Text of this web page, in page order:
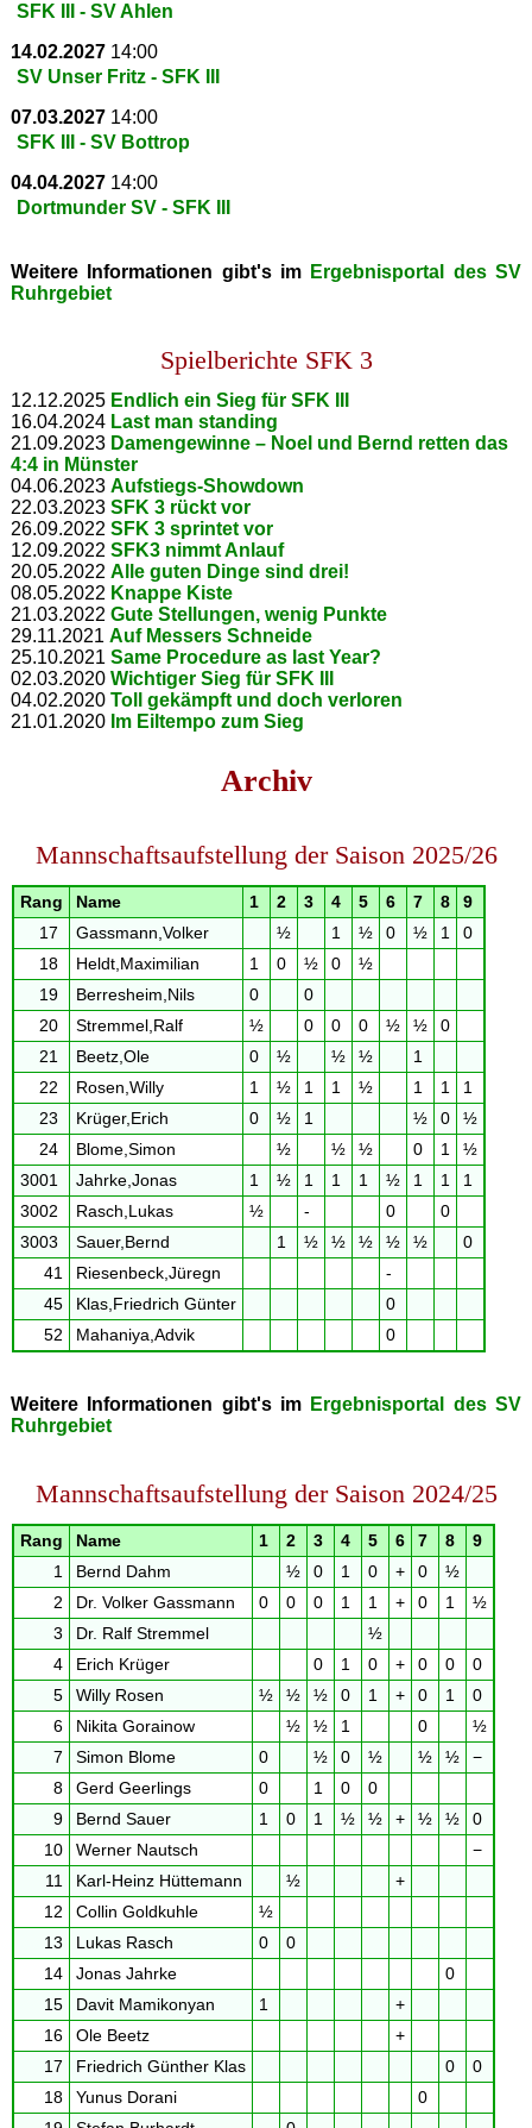
SFK III - SV Ahlen
14.02.2027 14:00
SV Unser Fritz - SFK III
07.03.2027 14:00
SFK III - SV Bottrop
04.04.2027 14:00
Dortmunder SV - SFK III
Weitere Informationen gibt's im Ergebnisportal des SV
Ruhrgebiet
Spielberichte SFK 3
12.12.2025 Endlich ein Sieg für SFK III
16.04.2024 Last man standing
21.09.2023 Damengewinne – Noel und Bernd retten das
4:4 in Münster
04.06.2023 Aufstiegs-Showdown
22.03.2023 SFK 3 rückt vor
26.09.2022 SFK 3 sprintet vor
12.09.2022 SFK3 nimmt Anlauf
20.05.2022 Alle guten Dinge sind drei!
08.05.2022 Knappe Kiste
21.03.2022 Gute Stellungen, wenig Punkte
29.11.2021 Auf Messers Schneide
25.10.2021 Same Procedure as last Year?
02.03.2020 Wichtiger Sieg für SFK III
04.02.2020 Toll gekämpft und doch verloren
21.01.2020 Im Eiltempo zum Sieg
Archiv
Mannschaftsaufstellung der Saison 2025/26
Rang Name 1 2 3 4 5 6 7 8
9
17
Gassmann,Volker ½ 1 ½ 0 ½ 1
0
18
Heldt,Maximilian 1 0 ½ 0
½
19
Berresheim,Nils 0
0
20
Stremmel,Ralf ½ 0 0 0 ½ ½
0
21
Beetz,Ole 0 ½ ½ ½
1
22
Rosen,Willy 1 ½ 1 1 ½ 1 1
1
23
Krüger,Erich 0 ½ 1 ½ 0
½
24
Blome,Simon ½ ½ ½ 0 1
½
3001
Jahrke,Jonas 1 ½ 1 1 1 ½ 1 1
1
3002
Rasch,Lukas ½ - 0
0
3003
Sauer,Bernd 1 ½ ½ ½ ½ ½
0
41
Riesenbeck,Jüregn
-
45
Klas,Friedrich Günter
0
52
Mahaniya,Advik 0
Weitere Informationen gibt's im Ergebnisportal des SV
Ruhrgebiet
Mannschaftsaufstellung der Saison 2024/25
Rang Name 1 2 3 4 5 6 7 8
9
1
Bernd Dahm ½ 0 1 0 + 0
½
2
Dr. Volker Gassmann 0 0 0 1 1 + 0 1
½
3
Dr. Ralf Stremmel
½
4
Erich Krüger 0 1 0 + 0 0
0
5
Willy Rosen ½ ½ ½ 0 1 + 0 1
0
6
Nikita Gorainow ½ ½ 1 0
½
7
Simon Blome 0 ½ 0 ½ ½ ½
−
8
Gerd Geerlings 0 1 0
0
9
Bernd Sauer 1 0 1 ½ ½ + ½ ½
0
10
Werner Nautsch
−
11
Karl-Heinz Hüttemann ½
+
12
Collin Goldkuhle
½
13
Lukas Rasch 0
0
14
Jonas Jahrke
0
15
Davit Mamikonyan 1
+
16
Ole Beetz
+
17
Friedrich Günther Klas 0
0
18
Yunus Dorani
0